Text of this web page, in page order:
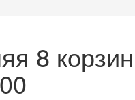
8 корзин